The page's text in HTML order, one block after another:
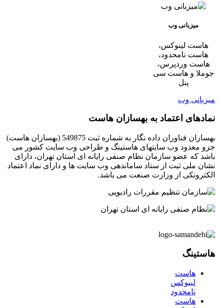
میزبانی وب
هاست لینوکس،
هاست نامحدود،
هاست وردپرس،
جوملا و هاست سی
پنل
میزبانی وب
نمادهای اعتماد به بهسازان هاست
بهسازان فناوران داده نگار به شماره ثبت 549875 (بهسازان هاست)
جزو معدود وب سایتهای هاستینگ و طراحی وب سایت کشور می
باشد که عضو سازمان نظام صنفی رایانه ای استان تهران، دارای
نشان ملی ثبت از ستاد ساماندهی وب سایت ها و دارای نماد اعتماد
الکترونکی از وزارت صنعت می باشد.
هاستینگ
هاست
لینوکس
نامحدود
هاست